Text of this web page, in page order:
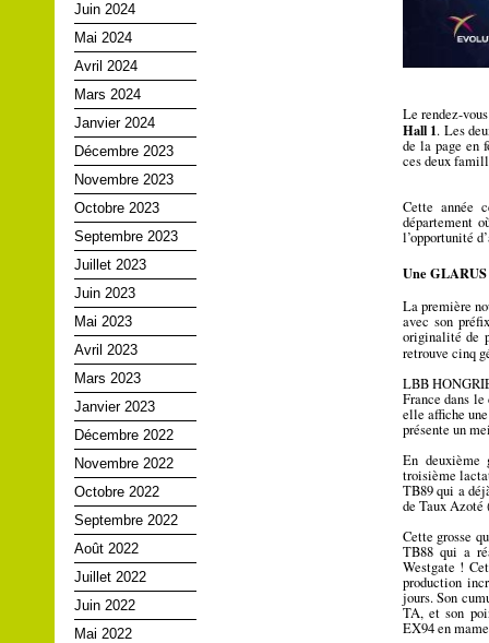
Juin 2024
Mai 2024
Avril 2024
Mars 2024
Janvier 2024
Décembre 2023
Novembre 2023
Octobre 2023
Septembre 2023
Juillet 2023
Juin 2023
Mai 2023
Avril 2023
Mars 2023
Janvier 2023
Décembre 2022
Novembre 2022
Octobre 2022
Septembre 2022
Août 2022
Juillet 2022
Juin 2022
Mai 2022
Le rendez-
Hall 1. Les
de la page en
ces deux
Cette année
département
l’opportunité
Une GLARUS
La première
avec son
originalité de
retrouve cinq
LBB
France dans
elle affiche
présente un
En deuxième
troisième
TB89 qui a
de Taux Azoté
Cette grosse
TB88 qui a
Westgate !
production
jours. Son
TA, et son
EX94 en